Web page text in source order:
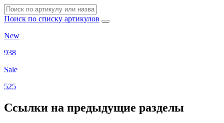
Поиск по списку артикулов
New
938
Sale
525
Ссылки на предыдущие разделы